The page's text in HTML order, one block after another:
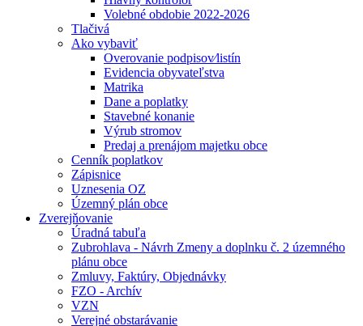
Volebné obdobie 2022-2026
Tlačivá
Ako vybaviť
Overovanie podpisov⁄listín
Evidencia obyvateľstva
Matrika
Dane a poplatky
Stavebné konanie
Výrub stromov
Predaj a prenájom majetku obce
Cenník poplatkov
Zápisnice
Uznesenia OZ
Územný plán obce
Zverejňovanie
Úradná tabuľa
Zubrohlava - Návrh Zmeny a doplnku č. 2 územného
plánu obce
Zmluvy, Faktúry, Objednávky
FZO - Archív
VZN
Verejné obstarávanie